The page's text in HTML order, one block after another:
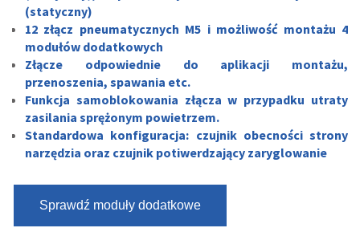
(statyczny)
12 złącz pneumatycznych M5 i możliwość montażu 4
modułów dodatkowych
Złącze odpowiednie do aplikacji montażu,
przenoszenia, spawania etc.
Funkcja samoblokowania złącza w przypadku utraty
zasilania sprężonym powietrzem.
Standardowa konfiguracja: czujnik obecności strony
narzędzia oraz czujnik potiwerdzający zaryglowanie
Sprawdź moduły dodatkowe